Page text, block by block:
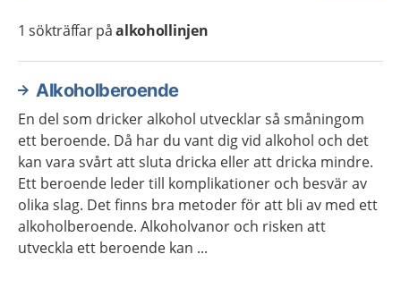
1 sökträffar påalkohollinjen
Alkoholberoende
En del som dricker alkohol utvecklar så småningom
ett beroende. Då har du vant dig vid alkohol och det
kan vara svårt att sluta dricka eller att dricka mindre.
Ett beroende leder till komplikationer och besvär av
olika slag. Det finns bra metoder för att bli av med ett
alkoholberoende. Alkoholvanor och risken att
utveckla ett beroende kan ...